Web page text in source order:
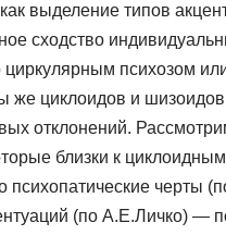
выделение типов
сходство
психозом
же циклоидов и
отклонений.
близки к
психопатические черты
(по А.Е.Личко) —